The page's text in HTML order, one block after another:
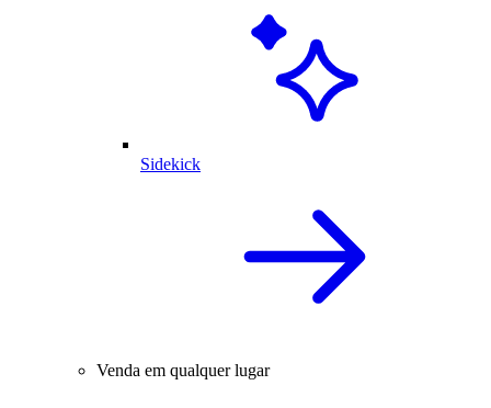
Sidekick
Venda em qualquer lugar